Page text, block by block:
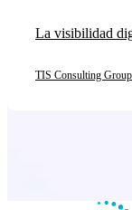
La visibilidad
TIS Consulting Group